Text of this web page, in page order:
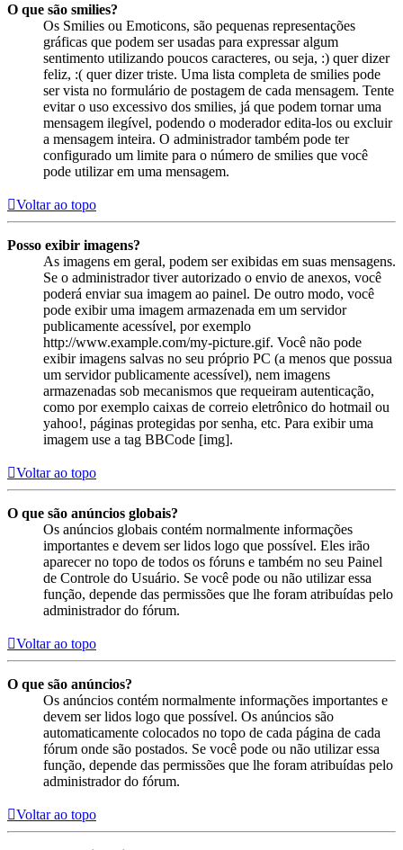
O que são smilies?
Os Smilies ou Emoticons, são pequenas representações
gráficas que podem ser usadas para expressar algum
sentimento utilizando poucos caracteres, ou seja, :) quer dizer
feliz, :( quer dizer triste. Uma lista completa de smilies pode
ser vista no formulário de postagem de cada mensagem. Tente
evitar o uso excessivo dos smilies, já que podem tornar uma
mensagem ilegível, podendo o moderador edita-los ou excluir
a mensagem inteira. O administrador também pode ter
configurado um limite para o número de smilies que você
pode utilizar em uma mensagem.
Voltar ao topo
Posso exibir imagens?
As imagens em geral, podem ser exibidas em suas mensagens.
Se o administrador tiver autorizado o envio de anexos, você
poderá enviar sua imagem ao painel. De outro modo, você
pode exibir uma imagem armazenada em um servidor
publicamente acessível, por exemplo
http://www.example.com/my-picture.gif. Você não pode
exibir imagens salvas no seu próprio PC (a menos que possua
um servidor publicamente acessível), nem imagens
armazenadas sob mecanismos que requeiram autenticação,
como por exemplo caixas de correio eletrônico do hotmail ou
yahoo!, páginas protegidas por senha, etc. Para exibir uma
imagem use a tag BBCode [img].
Voltar ao topo
O que são anúncios globais?
Os anúncios globais contém normalmente informações
importantes e devem ser lidos logo que possível. Eles irão
aparecer no topo de todos os fóruns e também no seu Painel
de Controle do Usuário. Se você pode ou não utilizar essa
função, depende das permissões que lhe foram atribuídas pelo
administrador do fórum.
Voltar ao topo
O que são anúncios?
Os anúncios contém normalmente informações importantes e
devem ser lidos logo que possível. Os anúncios são
automaticamente colocados no topo de cada página de cada
fórum onde são postados. Se você pode ou não utilizar essa
função, depende das permissões que lhe foram atribuídas pelo
administrador do fórum.
Voltar ao topo